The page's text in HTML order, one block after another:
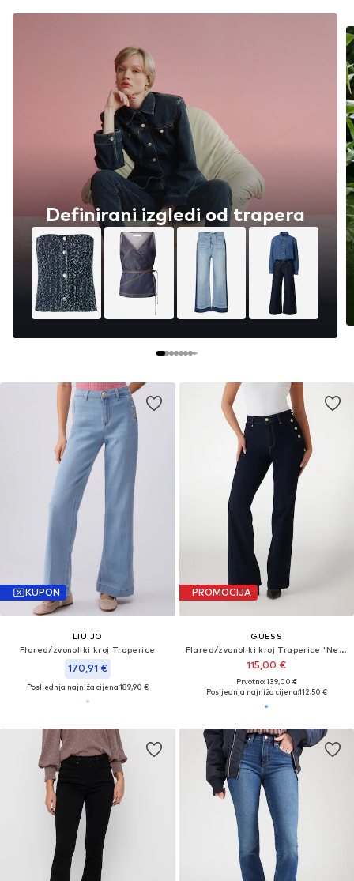
Definirani izgledi od trapera
KUPON
LIU JO
Flared/zvonoliki kroj Traperice
170,91 €
Posljednja najniža cijena:189,90 €
PROMOCIJA
GUESS
Flared/zvonoliki kroj Traperice 'New Faye'
115,00 €
Prvotno: 139,00 €
Posljednja najniža cijena:112,50 €